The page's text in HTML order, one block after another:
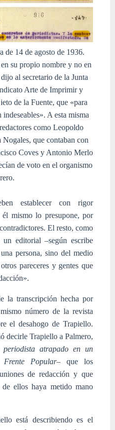
de 14 de agosto de 1936.
su propio nombre y no en
al secretario de la Junta
Arte de Imprimir y
de la Fuente, que «para
A esta misma
como Leopoldo
que contaban con
Coves y Antonio Merlo
de voto en el organismo
establecer con rigor
mismo lo presupone, por
El resto, como
editorial –según escribe
persona, sino del medio
pareceres y gentes que
la transcripción hecha por
número de la revista
el desahogo de Trapiello.
decirle Trapiello a Palmero,
periodista atrapado en un
Popular– que los
de redacción y que
de ellos haya metido mano
está describiendo es el